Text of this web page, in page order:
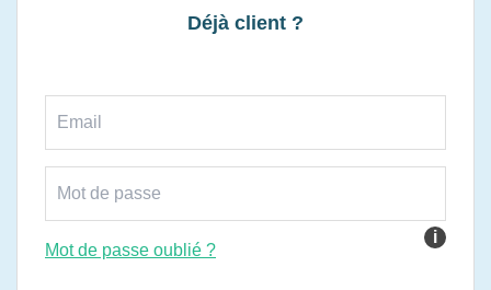
Déjà client ?
i
Mot de passe oublié ?